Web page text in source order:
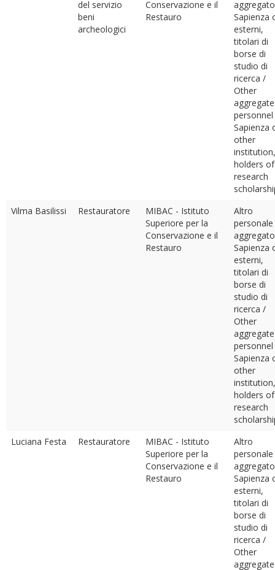
del servizio
beni
archeologici
Conservazione e il
Restauro
aggregato
Sapienza
esterni,
titolari di
borse di
studio di
ricerca /
Other
aggregate
personnel
Sapienza
other
institution,
holders of
research
Vilma Basilissi
Restauratore
MIBAC - Istituto
Superiore per la
Conservazione e il
Restauro
Altro
personale
aggregato
Sapienza
esterni,
titolari di
borse di
studio di
ricerca /
Other
aggregate
personnel
Sapienza
other
institution,
holders of
research
Luciana Festa
Restauratore
MIBAC - Istituto
Superiore per la
Conservazione e il
Restauro
Altro
personale
aggregato
Sapienza
esterni,
titolari di
borse di
studio di
ricerca /
Other
aggregate